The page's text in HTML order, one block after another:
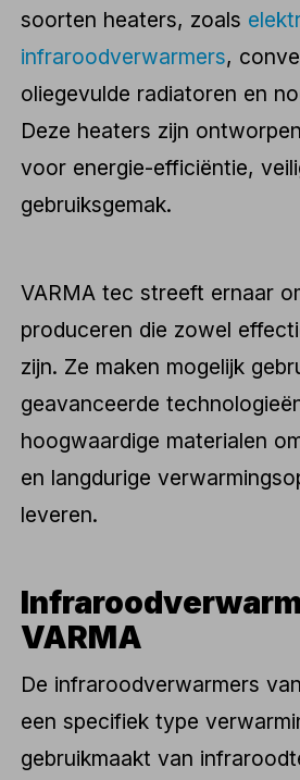
soorten heaters, zoals
infraroodverwarmers,
oliegevulde radiatoren en
Deze heaters zijn
voor energie-efficiëntie,
gebruiksgemak.
VARMA tec streeft ernaar
produceren die zowel
zijn. Ze maken mogelijk
geavanceerde
hoogwaardige materialen
en langdurige
leveren.
VARMA
De infraroodverwarmers
een specifiek type
gebruikmaakt van